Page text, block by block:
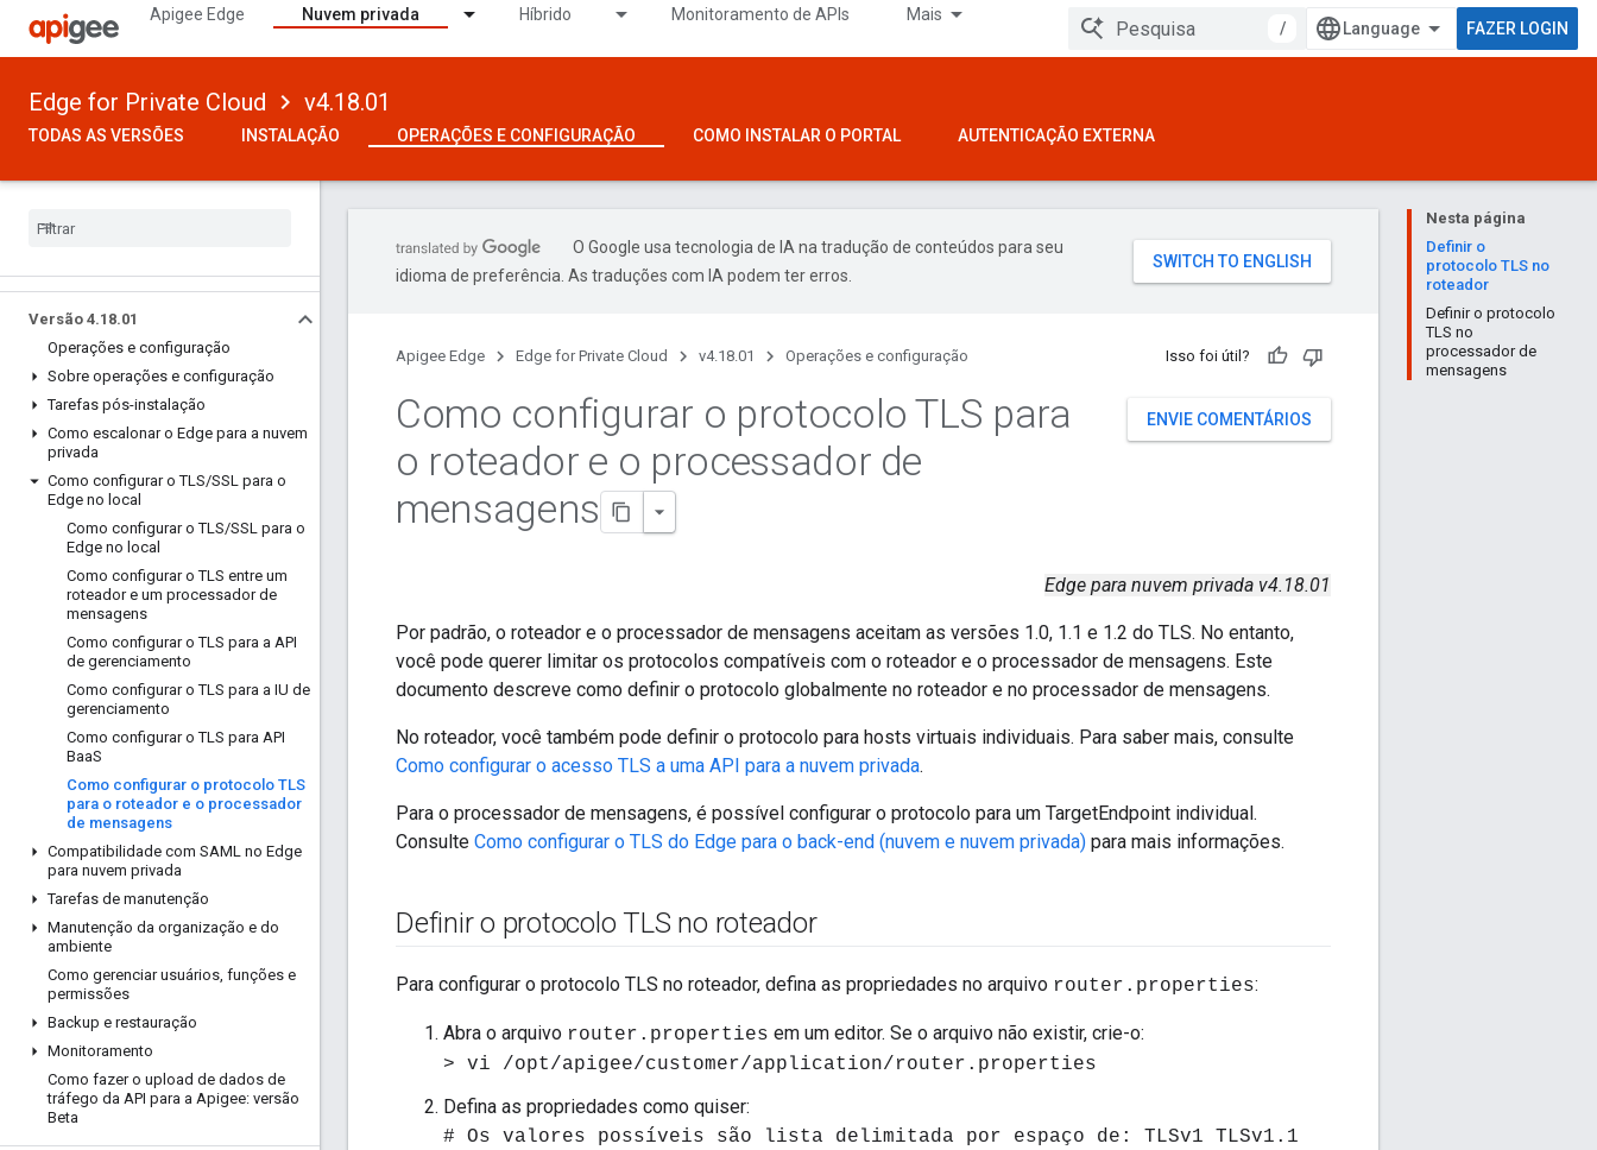
Apigee Edge Nuvem privada Híbrido Monitoramento de APIs Mais
/ FAZER LOGIN
Edge for Private Cloud v4.18.01
TODAS AS VERSÕES INSTALAÇÃO OPERAÇÕES E CONFIGURAÇÃO COMO INSTALAR O PORTAL AUTENTICAÇÃO EXTERNA
Versão 4.18.01
Operações e configuração
Sobre operações e configuração
Tarefas pós-instalação
Como escalonar o Edge para a nuvem
privada
Como configurar o TLS/SSL para o
Edge no local
Como configurar o TLS/SSL para o
Edge no local
Como configurar o TLS entre um
roteador e um processador de
mensagens
Como configurar o TLS para a API
de gerenciamento
Como configurar o TLS para a IU de
gerenciamento
Como configurar o TLS para API
BaaS
Como configurar o protocolo TLS
para o roteador e o processador
de mensagens
Compatibilidade com SAML no Edge
para nuvem privada
Tarefas de manutenção
Manutenção da organização e do
ambiente
Como gerenciar usuários, funções e
permissões
Backup e restauração
Monitoramento
Como fazer o upload de dados de
tráfego da API para a Apigee: versão
Beta
Nesta página
Definir o
protocolo TLS no
roteador
Definir o protocolo
TLS no
processador de
mensagens
O Google usa tecnologia de IA na tradução de conteúdos para seu
idioma de preferência. As traduções com IA podem ter erros.
Apigee Edge Edge for Private Cloud v4.18.01 Operações e configuração Isso foi útil?
ENVIE COMENTÁRIOS
Como configurar o protocolo TLS para
o roteador e o processador de
mensagens
Edge para nuvem privada v4.18.01
Por padrão, o roteador e o processador de mensagens aceitam as versões 1.0, 1.1 e 1.2 do TLS. No entanto,
você pode querer limitar os protocolos compatíveis com o roteador e o processador de mensagens. Este
documento descreve como definir o protocolo globalmente no roteador e no processador de mensagens.
No roteador, você também pode definir o protocolo para hosts virtuais individuais. Para saber mais, consulte
Como configurar o acesso TLS a uma API para a nuvem privada.
Para o processador de mensagens, é possível configurar o protocolo para um TargetEndpoint individual.
Consulte Como configurar o TLS do Edge para o back-end (nuvem e nuvem privada) para mais informações.
Definir o protocolo TLS no roteador
Para configurar o protocolo TLS no roteador, defina as propriedades no arquivo router.properties:
Abra o arquivo router.properties em um editor. Se o arquivo não existir, crie-o:
> vi /opt/apigee/customer/application/router.properties
Defina as propriedades como quiser:
# Os valores possíveis são lista delimitada por espaço de: TLSv1 TLSv1.1